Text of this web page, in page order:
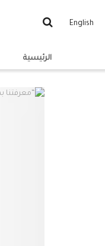
English
الرئيسية